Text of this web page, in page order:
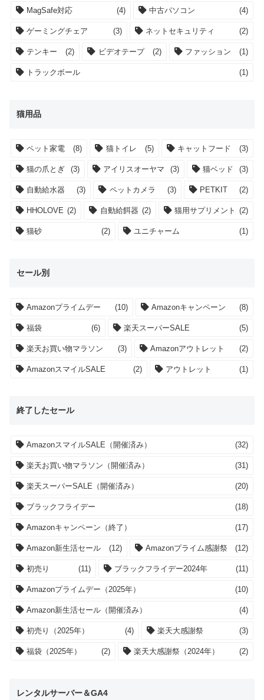
MagSafe対応 (4) 中古パソコン (4)
ゲーミングチェア (3) ネットセキュリティ (2)
テンキー (2) ビデオテープ (2) ファッション (1)
トラックボール (1)
猫用品
ペット家電 (8) 猫トイレ (5) キャットフード (3)
猫の爪とぎ (3) アイリスオーヤマ (3) 猫ベッド (3)
自動給水器 (3) ペットカメラ (3) PETKIT (2)
HHOLOVE (2) 自動給餌器 (2) 猫用サプリメント (2)
猫砂 (2) ユニチャーム (1)
セール別
Amazonプライムデー (10) Amazonキャンペーン (8)
福袋 (6) 楽天スーパーSALE (5)
楽天お買い物マラソン (3) Amazonアウトレット (2)
AmazonスマイルSALE (2) アウトレット (1)
終了したセール
AmazonスマイルSALE（開催済み） (32)
楽天お買い物マラソン（開催済み） (31)
楽天スーパーSALE（開催済み） (20)
ブラックフライデー (18)
Amazonキャンペーン（終了） (17)
Amazon新生活セール (12) Amazonプライム感謝祭 (12)
初売り (11) ブラックフライデー2024年 (11)
Amazonプライムデー（2025年） (10)
Amazon新生活セール（開催済み） (4)
初売り（2025年） (4) 楽天大感謝祭 (3)
福袋（2025年） (2) 楽天大感謝祭（2024年） (2)
レンタルサーバー＆GA4